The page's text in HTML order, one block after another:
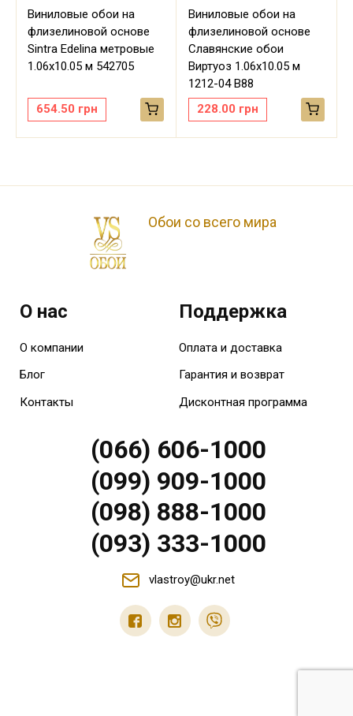
Виниловые обои на
флизелиновой основе
Sintra Edelina метровые
1.06х10.05 м 542705
654.50 грн
Виниловые обои на
флизелиновой основе
Славянские обои
Виртуоз 1.06х10.05 м
1212-04 В88
228.00 грн
Обои со всего мира
О нас
О компании
Блог
Контакты
Поддержка
Оплата и доставка
Гарантия и возврат
Дисконтная программа
(066) 606-1000
(099) 909-1000
(098) 888-1000
(093) 333-1000
vlastroy@ukr.net